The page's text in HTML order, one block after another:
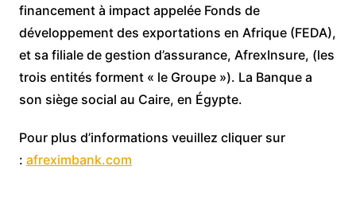
financement à impact appelée Fonds de
développement des exportations en Afrique (FEDA),
et sa filiale de gestion d’assurance, AfrexInsure, (les
trois entités forment « le Groupe »). La Banque a
son siège social au Caire, en Égypte.
Pour plus d’informations veuillez cliquer sur
: afreximbank.com